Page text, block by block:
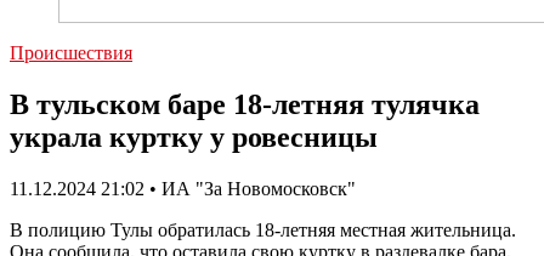
Происшествия
В тульском баре 18-летняя тулячка
украла куртку у ровесницы
11.12.2024 21:02 • ИА "За Новомосковск"
В полицию Тулы обратилась 18-летняя местная жительница.
Она сообщила, что оставила свою куртку в раздевалке бара,